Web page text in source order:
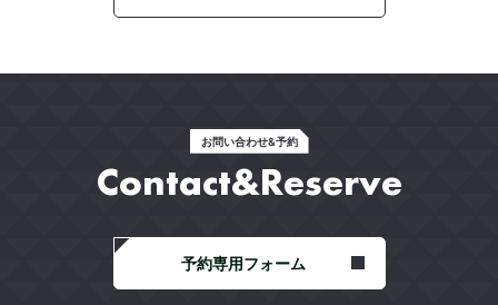
お問い合わせ&予約
Contact&Reserve
予約専用フォーム